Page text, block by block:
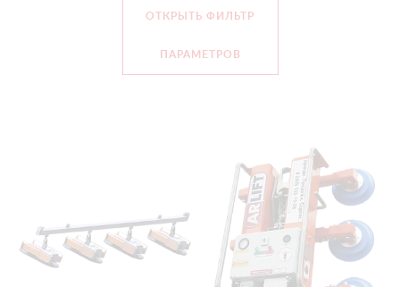
ОТКРЫТЬ ФИЛЬТР
ПАРАМЕТРОВ